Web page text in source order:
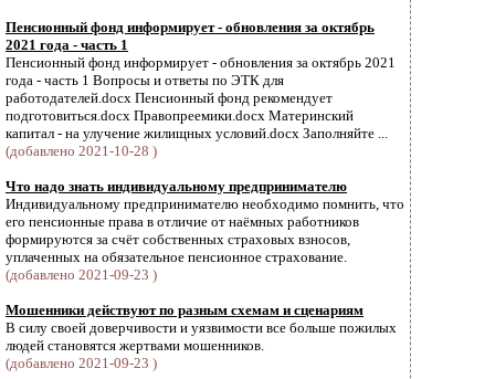
Пенсионный фонд информирует - обновления за октябрь
2021 года - часть 1
Пенсионный фонд информирует - обновления за октябрь 2021
года - часть 1 Вопросы и ответы по ЭТК для
работодателей.docx Пенсионный фонд рекомендует
подготовиться.docx Правопреемики.docx Материнский
капитал - на улучение жилищных условий.docx Заполняйте ...
(добавлено 2021-10-28 )
Что надо знать индивидуальному предпринимателю
Индивидуальному предпринимателю необходимо помнить, что
его пенсионные права в отличие от наёмных работников
формируются за счёт собственных страховых взносов,
уплаченных на обязательное пенсионное страхование.
(добавлено 2021-09-23 )
Мошенники действуют по разным схемам и сценариям
В силу своей доверчивости и уязвимости все больше пожилых
людей становятся жертвами мошенников.
(добавлено 2021-09-23 )